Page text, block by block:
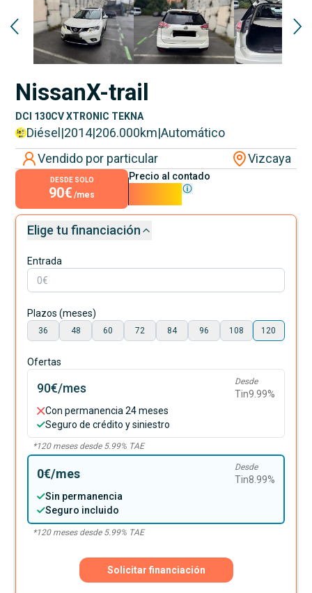
NissanX-trail
DCI 130CV XTRONIC TEKNA
Diésel |2014|206.000km|Automático
Vendido por particular
Vizcaya
DESDE SOLO
90€ /mes
Precio al contado
Elige tu financiación
Entrada
Plazos (meses)
36 48 60 72 84 96 108 120
Ofertas
90€/mes Desde
Tin9.99%
Con permanencia 24 meses
Seguro de crédito y siniestro
*120meses desde 5.99% TAE
0€/mes Desde
Tin8.99%
Sin permanencia
Seguro incluido
*120meses desde 5.99% TAE
Solicitar financiación